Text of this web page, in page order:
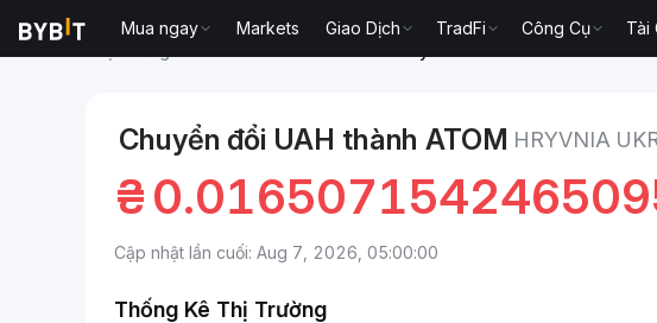
Mua ngay Markets Giao Dịch TradFi Công Cụ Tài
Chuyển đổi UAH thành ATOM HRYVNIA
₴
Cập nhật lần cuối: Aug 7, 2026, 05:00:00
Thống Kê Thị Trường